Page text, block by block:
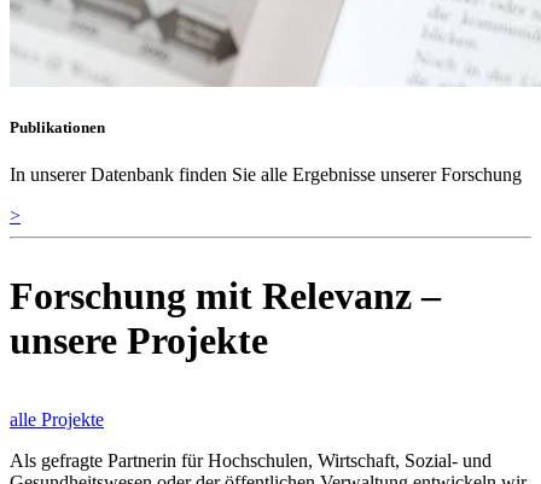
Publikationen
In unserer Datenbank finden Sie alle Ergebnisse unserer Forschung
>
Forschung mit Relevanz –
unsere Projekte
alle Projekte
Als gefragte Partnerin für Hochschulen, Wirtschaft, Sozial- und